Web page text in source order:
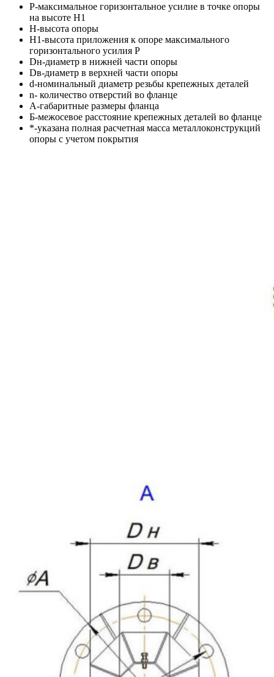
Р-максимальное горизонтальное усилие в точке опоры
на высоте Н1
Н-высота опоры
Н1-высота приложения к опоре максимального
горизонтального усилия Р
Dн-диаметр в нижней части опоры
Dв-диаметр в верхней части опоры
d-номинальный диаметр резьбы крепежных деталей
n- количество отверстий во фланце
A-габаритные размеры фланца
Б-межосевое расстояние крепежных деталей во фланце
*-указана полная расчетная масса металлоконструкций
опоры с учетом покрытия